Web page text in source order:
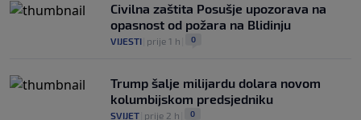
Civilna zaštita Posušje upozorava na
opasnost od požara na Blidinju
VIJESTI prije 1 h 0
Trump šalje milijardu dolara novom
kolumbijskom predsjedniku
SVIJET prije 2 h 0